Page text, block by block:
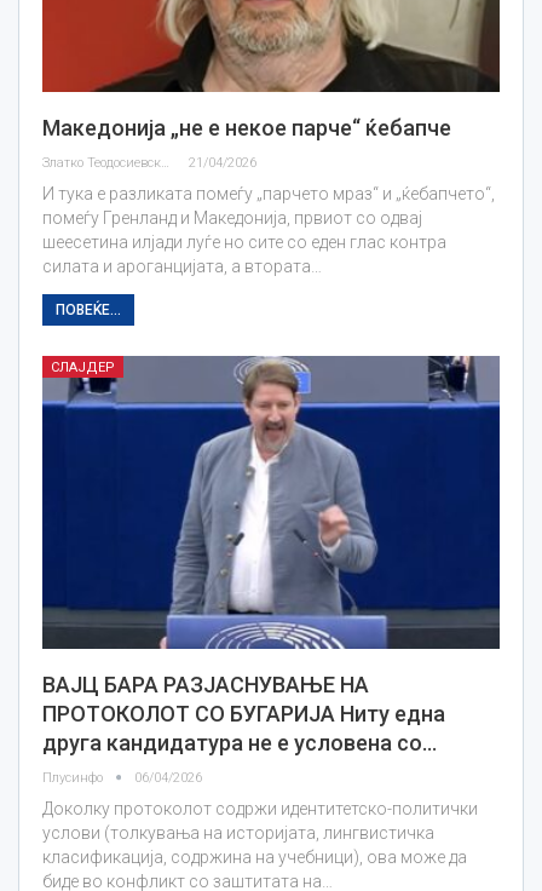
Македонија „не е некое парче“ ќебапче
Златко Теодосиевски 21/04/2026
И тука е разликата помеѓу „парчето мраз“ и „ќебапчето“,
помеѓу Гренланд и Македонија, првиот со одвај
шеесетина илјади луѓе но сите со еден глас контра
силата и ароганцијата, а втората…
ПОВЕЌЕ...
СЛАЈДЕР
ВАЈЦ БАРА РАЗЈАСНУВАЊЕ НА
ПРОТОКОЛОТ СО БУГАРИЈА Ниту една
друга кандидатура не e условена со…
Плусинфо 06/04/2026
Доколку протоколот содржи идентитетско-политички
услови (толкувања на историјата, лингвистичка
класификација, содржина на учебници), ова може да
биде во конфликт со заштитата на…